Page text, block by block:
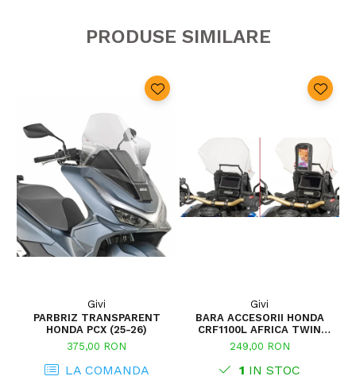
PRODUSE SIMILARE
Givi
PARBRIZ TRANSPARENT
HONDA PCX (25-26)
375,00 RON
LA COMANDA
Givi
BARA ACCESORII HONDA
CRF1100L AFRICA TWIN
ADVENTURE SPORTS (20 - 23)
CRF1100L AFRICA TWIN
ADVENTURE SPORTS (24)
CRF1100L AFRICA TWIN (24)
249,00 RON
1 IN STOC